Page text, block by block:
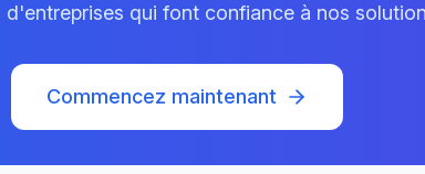
d'entreprises qui font confiance à nos
Commencez maintenant